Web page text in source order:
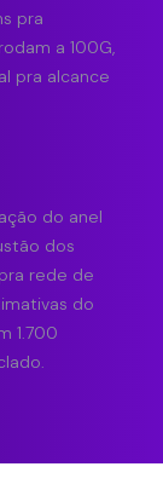
pra
a 100G,
pra alcance
do anel
dos
rede de
do
1.700